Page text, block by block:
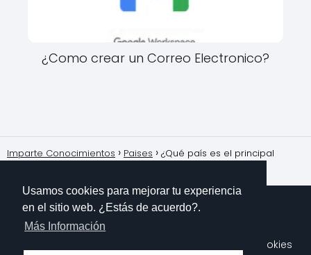
¿Como crear un Correo Electronico?
Imparte Conocimientos Paises
¿Qué país es el principal
Política de Cookies
Usamos cookies para mejorar tu experiencia
en el sitio web. ¿Estás de acuerdo?.
Más Información